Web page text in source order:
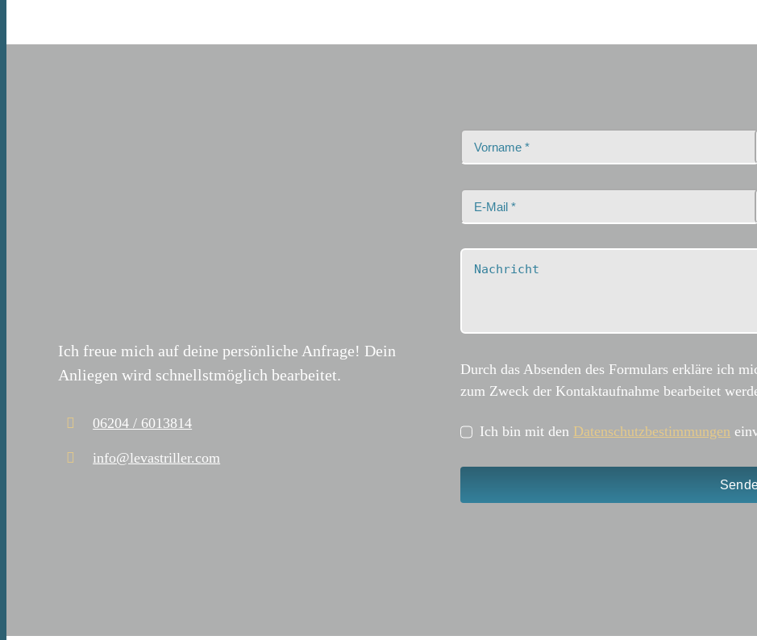
Ich freue mich auf deine persönliche Anfrage! Dein
Anliegen wird schnellstmöglich bearbeitet.
06204 / 6013814
info@levastriller.com
Durch das Absenden des Formulars erkläre ich
zum Zweck der Kontaktaufnahme bearbeitet
Ich bin mit den Datenschutzbestimmungen